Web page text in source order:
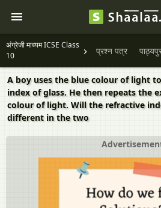
अंग्रेजी माध्यम ICSE Class
10
प्रश्न पत्र
A boy uses the blue colour of light
index of glass. He then repeats the
colour of light. Will the refractive
different in the two